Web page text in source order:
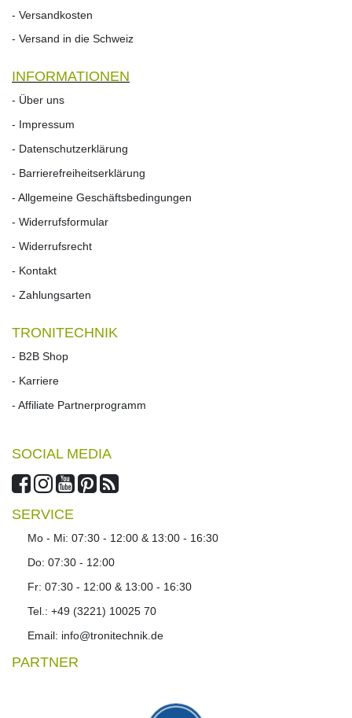
- Versandkosten
- Versand in die Schweiz
INFORMATIONEN
- Über uns
- Impressum
- Datenschutzerklärung
- Barrierefreiheitserklärung
- Allgemeine Geschäftsbedingungen
- Widerrufsformular
- Widerrufs­recht
- Kontakt
- Zahlungsarten
TRONITECHNIK
- B2B Shop
- Karriere
- Affiliate Partnerprogramm
SOCIAL MEDIA
SERVICE
Mo - Mi: 07:30 - 12:00 & 13:00 - 16:30
Do: 07:30 - 12:00
Fr: 07:30 - 12:00 & 13:00 - 16:30
Tel.: +49 (3221) 10025 70
Email: info@tronitechnik.de
PARTNER